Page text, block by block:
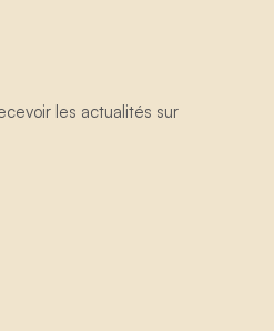
les actualités sur